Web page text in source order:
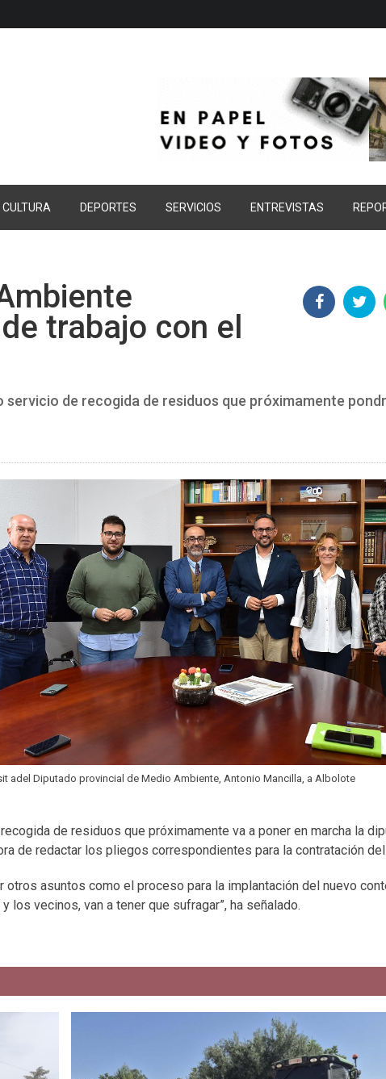
CULTURA DEPORTES SERVICIOS ENTREVISTAS
trabajo con el
de recogida de residuos que próximamente
adel Diputado provincial de Medio Ambiente, Antonio Mancilla, a Albolote
de residuos que próximamente va a poner en marcha la
de redactar los pliegos correspondientes para la contratación
asuntos como el proceso para la implantación del nuevo
vecinos, van a tener que sufragar”, ha señalado.